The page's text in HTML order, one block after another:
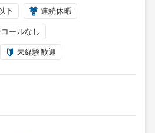
下 連続休暇
ールなし
未経験歓迎